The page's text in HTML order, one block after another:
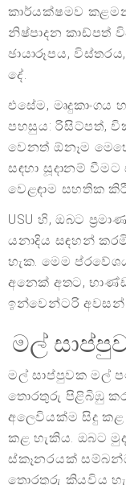
කාර්යක්ෂමව
නිෂ්පාදන කාඩ්පත්
ඡායාරූපය,
දේ.
එසේම,
පහසුය: රිසිට්පත්,
වෙනත් ඕනෑම
සඳහා සූදානම්
වෙළඳාම සහතික
USU හි, ඔබට
යනාදිය සඳහන්
හැක. මෙම
අනෙක් අතට,
ඉන්වෙන්ටරි අවසන්
මල්
මල් සාප්පුවක මල්
තොරතුරු පිළිබිඹු
අලෙවියක්ම සිදු කළ
කළ හැකිය. ඔබට
ස්කෑනරයක්
තොරතුරු කියවිය